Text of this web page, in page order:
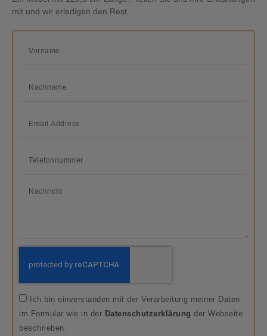
mit und wir erledigen den Rest.
Ich bin einverstanden mit der Verarbeitung meiner Daten
im Formular wie in der Datenschutzerklärung der Webseite
beschrieben.